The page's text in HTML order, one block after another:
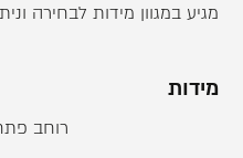
מגיע במגוון מידות לבחירה
מידות
רוחב פתח אור